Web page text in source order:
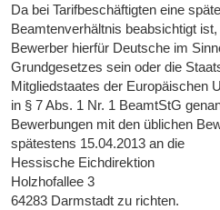
Da bei Tarifbeschäftigten eine
Beamtenverhältnis beabsichtigt
Bewerber hierfür Deutsche im
Grundgesetzes sein oder die
Mitgliedstaates der Europäischen
in § 7 Abs. 1 Nr. 1 BeamtStG
Bewerbungen mit den üblichen
spätestens 15.04.2013 an die
Hessische Eichdirektion
Holzhofallee 3
64283 Darmstadt zu richten.